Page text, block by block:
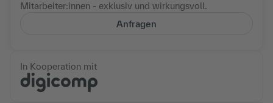
Mitarbeiter:innen - exklusiv und wirkungsvoll.
Anfragen
In Kooperation mit